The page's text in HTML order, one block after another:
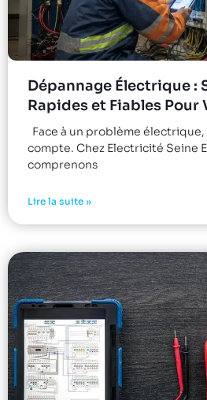
Dépannage Électrique :
Rapides et Fiables Pour
Face à un problème
compte. Chez Electricité Seine
comprenons
Lire la suite »